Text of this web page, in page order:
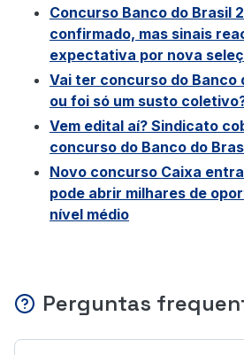
Concurso Banco do Brasil
confirmado, mas sinais
expectativa por nova
Vai ter concurso do Banco
ou foi só um susto
Vem edital aí? Sindicato
concurso do Banco do
Novo concurso Caixa
pode abrir milhares de
nível médio
Perguntas